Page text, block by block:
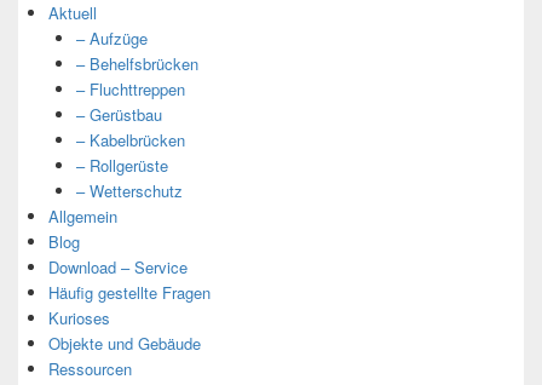
Aktuell
– Aufzüge
– Behelfsbrücken
– Fluchttreppen
– Gerüstbau
– Kabelbrücken
– Rollgerüste
– Wetterschutz
Allgemein
Blog
Download – Service
Häufig gestellte Fragen
Kurioses
Objekte und Gebäude
Ressourcen